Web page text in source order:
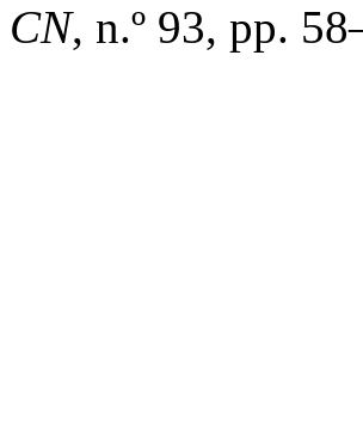
CN, n.º 93, pp.